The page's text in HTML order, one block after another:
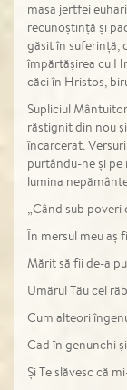
masa jertfei
recunoștință și
găsit în suferință,
împărtășirea cu
căci în Hristos,
Supliciul
răstignit din nou
încarcerat.
purtându-ne și pe
lumina
„Când sub poveri
În mersul meu aș
Mărit să fii de-a
Umărul Tău cel
Cum alteori
Cad în genunchi
Și Te slăvesc că